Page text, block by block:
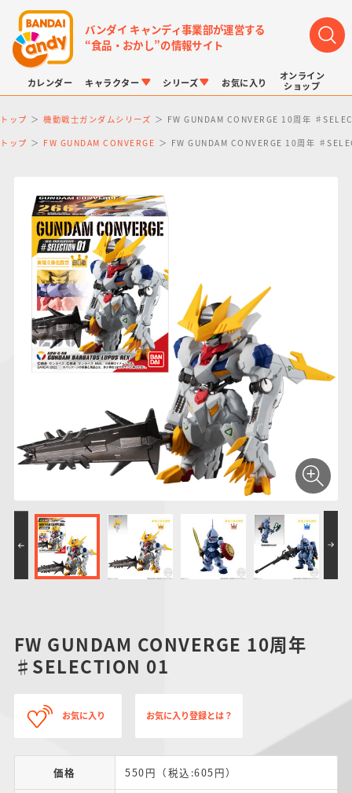
バンダイ キャンディ事業部が運営する
“食品・おかし”の情報サイト
カレンダー キャラクター
LINK TRAVELERS
仮面ライダーシリー
PROJECT R.E.D.・
スーパー戦隊シリー
ズ
プリキュアシリーズ
ガンダムシリーズ
ポケットモンスター
アンパンマン
サンリオキャラクタ
ーズ
シリーズ
チョコボックス
キャラパキ
つりグミ
チョコサプ
にふぉるめーしょん
＆スクエアシール
SMPシリーズ
ポケモンスケールワ
ールド
キャラデコ
お気に入り
オンライン
ショップ
トップ 機動戦士ガンダムシリーズ FW GUNDAM CONVERGE 10周年
トップ FW GUNDAM CONVERGE FW GUNDAM CONVERGE 10周年
FW GUNDAM CONVERGE 10周年
♯SELECTION 01
お気に入り お気に入り登録とは？
価格 550円（税込:605円）